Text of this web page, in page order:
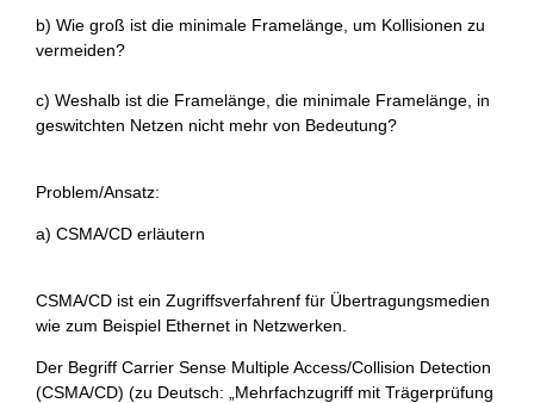
b) Wie groß ist die minimale Framelänge, um Kollisionen zu
vermeiden?
c) Weshalb ist die Framelänge, die minimale Framelänge, in
geswitchten Netzen nicht mehr von Bedeutung?
Problem/Ansatz:
a) CSMA/CD erläutern
CSMA/CD ist ein Zugriffsverfahrenf für Übertragungsmedien
wie zum Beispiel Ethernet in Netzwerken.
Der Begriff Carrier Sense Multiple Access/Collision Detection
(CSMA/CD) (zu Deutsch: „Mehrfachzugriff mit Trägerprüfung